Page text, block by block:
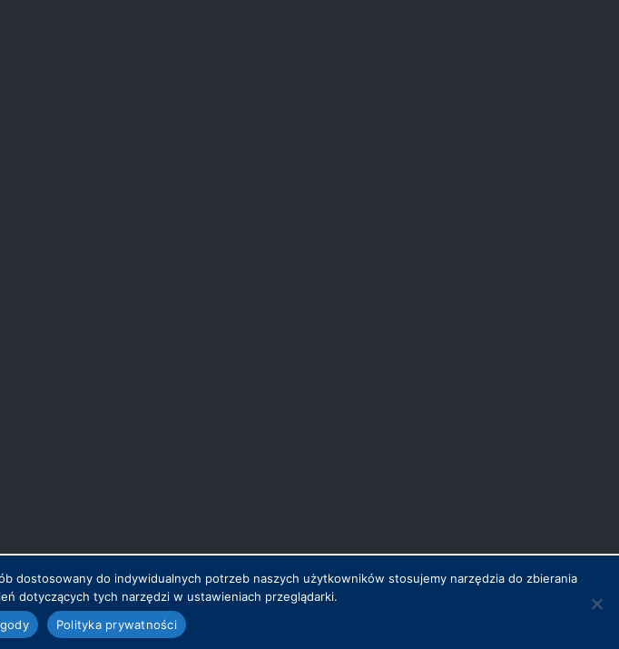
dostosowany do indywidualnych potrzeb naszych użytkowników stosujemy narzędzia do zbierania
dotyczących tych narzędzi w ustawieniach przeglądarki.
Polityka prywatności